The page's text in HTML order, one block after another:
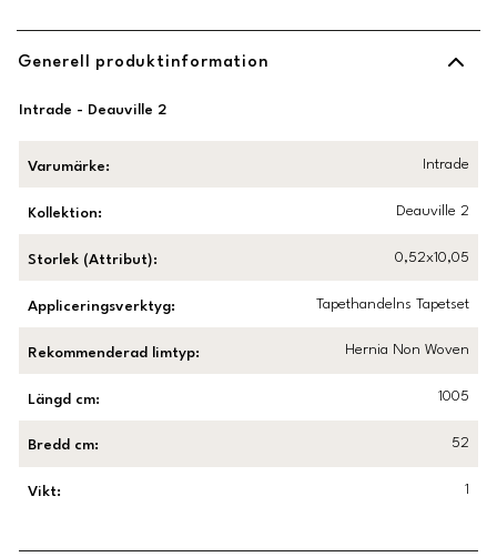
Generell produktinformation
Intrade - Deauville 2
Varumärke: Intrade
Kollektion: Deauville 2
Storlek (Attribut): 0,52x10,05
Appliceringsverktyg: Tapethandelns Tapetset
Rekommenderad limtyp: Hernia Non Woven
Längd cm: 1005
Bredd cm: 52
Vikt: 1